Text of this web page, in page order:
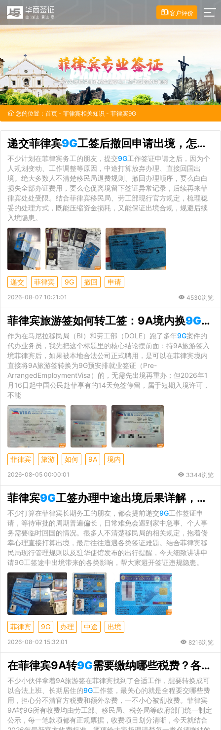
客户评价
您的位置： 首页 - 菲律宾相关知识 - 菲律宾9G
递交菲律宾9G工签后撤回申请出境，怎样最大限度降低经济损失
不少计划在菲律宾务工的朋友，提交9G工作签证申请之后，因为个
人规划变动、工作调整等原因，中途打算放弃办理、直接回国出
境。绝大多数人不清楚移民局退费规则、撤回办理顺序，要么白白
损失全部办证费用，要么仓促离境留下签证异常记录，后续再来菲
律宾处处受限。结合菲律宾移民局、劳工部现行官方规定，梳理稳
妥的处理方式，既能压缩资金损耗，又能保证出境合规，规避后续
入境隐患。
递交 菲律宾 9G 撤回 申请
2026-08-07 10:21:01 4530浏览
菲律宾旅游签如何转工签：9A境内换9G的
作为在马尼拉移民局（BI）和劳工部（DOLE）跑了多年9G案件的
代办业务员，我先把这个标题里的核心结论摆前面：持9A旅游签入
境菲律宾后，如果被本地合法公司正式聘用，是可以在菲律宾境内
直接将9A旅游签转换为9G预安排就业签证（Pre-
ArrangedEmploymentVisa）的，无需先出境再重办；但2026年1
月16日起中国公民赴菲享有的14天免签停留，属于短期入境许可，
不能
菲律宾 旅游 如何 9A 境内
2026-08-05 00:00:01 3344浏览
菲律宾9G工签办理中途出境后果详解，这些风险一定要知晓
不少打算在菲律宾长期务工的朋友，都会提前递交9G工作签证申
请，等待审批的周期普遍偏长，日常难免会遇到家中急事、个人事
务需要临时回国的情况。很多人不清楚移民局的相关规定，抱着侥
幸心理直接打算出境，最后往往遭遇各类签证难题。结合菲律宾移
民局现行管理规则以及驻华使馆发布的出行提醒，今天细致讲讲申
请9G工签途中出境带来的各类影响，帮大家避开签证违规隐患。
菲律宾 9G 办理 中途 出境
2026-08-02 15:32:01 8216浏览
在菲律宾9A转9G需要缴纳哪些税费？各项官方收费明细汇总
不少小伙伴拿着9A旅游签在菲律宾找到了合适工作，想要转换成可
以合法上班、长期居住的9G工作签，最关心的就是全程要交哪些费
用，担心分不清官方税费和额外杂费，一不小心被乱收费。菲律宾
9A转9G所有收费均由劳工部、移民局、税务局等政府部门统一制定
公示，每一笔款项都有正规票据，收费项目划分清晰，今天就结合